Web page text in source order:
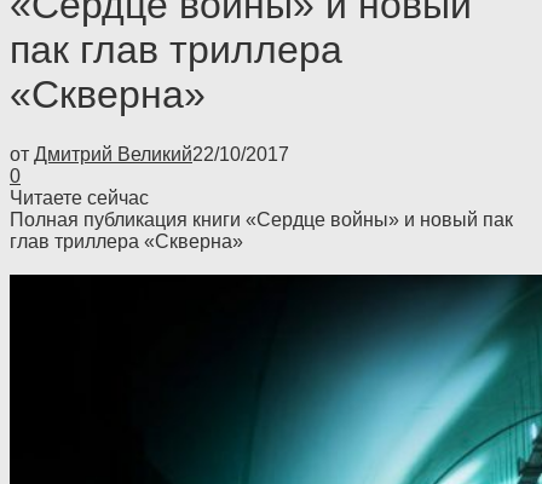
пак глав триллера
«Скверна»
от Дмитрий Великий22/10/2017
0
Читаете сейчас
Полная публикация книги «Сердце войны» и новый пак
глав триллера «Скверна»